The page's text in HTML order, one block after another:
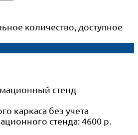
количество, доступное
стенд
каркаса без учета
стенда: 4600 р.